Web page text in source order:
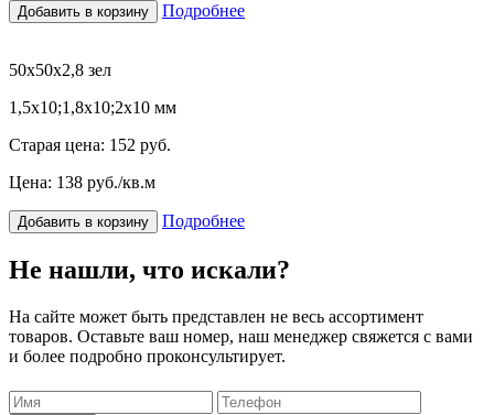
Добавить в корзину Подробнее
50х50х2,8 зел
1,5х10;1,8х10;2х10 мм
Старая цена: 152 руб.
Цена: 138 руб./кв.м
Добавить в корзину Подробнее
Не нашли, что искали?
На сайте может быть представлен не весь ассортимент
товаров. Оставьте ваш номер, наш менеджер свяжется с вами
и более подробно проконсультирует.